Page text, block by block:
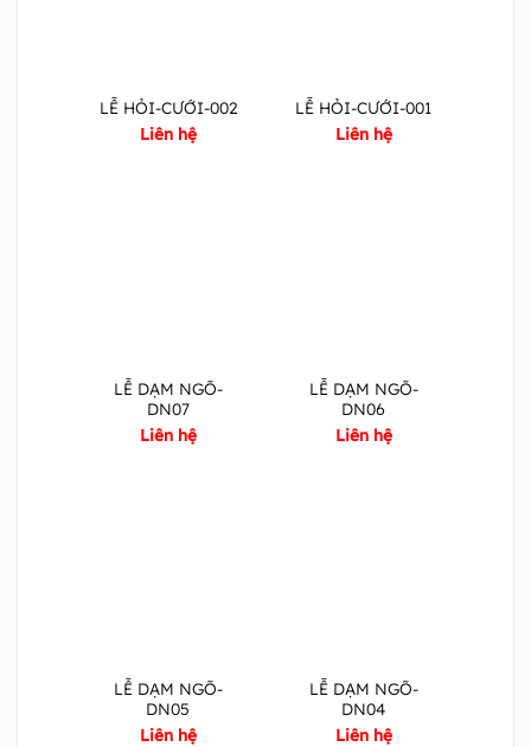
LỄ HỎI-CƯỚI-002
Liên hệ
LỄ HỎI-CƯỚI-001
Liên hệ
LỄ DẠM NGÕ-
DN07
Liên hệ
LỄ DẠM NGÕ-
DN06
Liên hệ
LỄ DẠM NGÕ-
DN05
Liên hệ
LỄ DẠM NGÕ-
DN04
Liên hệ